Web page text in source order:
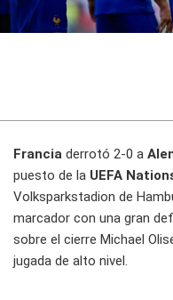
Francia derrotó 2-0 a
puesto de la UEFA
Volksparkstadion de
marcador con una gran
sobre el cierre Michael
jugada de alto nivel.